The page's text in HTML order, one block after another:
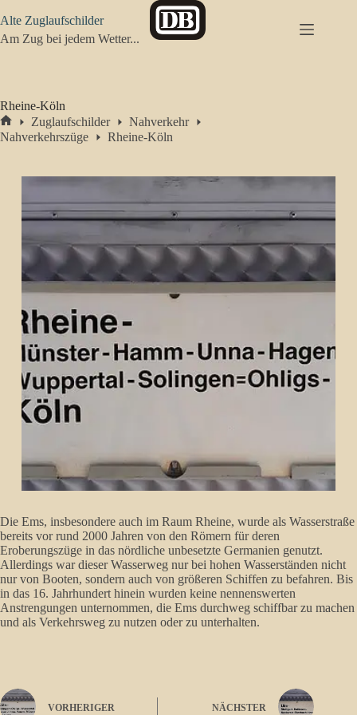
Inhalt
springen
Alte Zuglaufschilder
Am Zug bei jedem Wetter...
Rheine-Köln
Start
Zuglaufschilder
Nahverkehr
Nahverkehrszüge
Rheine-Köln
Die Ems, insbesondere auch im Raum Rheine, wurde als Wasserstraße
bereits vor rund 2000 Jahren von den Römern für deren
Eroberungszüge in das nördliche unbesetzte Germanien genutzt.
Allerdings war dieser Wasserweg nur bei hohen Wasserständen nicht
nur von Booten, sondern auch von größeren Schiffen zu befahren. Bis
in das 16. Jahrhundert hinein wurden keine nennenswerten
Anstrengungen unternommen, die Ems durchweg schiffbar zu machen
und als Verkehrsweg zu nutzen oder zu unterhalten.
VORHERIGER NÄCHSTER